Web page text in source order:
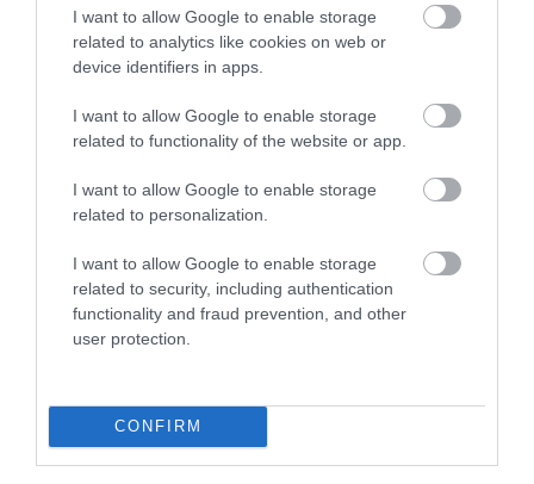
I want to allow Google to enable storage
related to analytics like cookies on web or
device identifiers in apps.
I want to allow Google to enable storage
related to functionality of the website or app.
I want to allow Google to enable storage
related to personalization.
I want to allow Google to enable storage
related to security, including authentication
functionality and fraud prevention, and other
user protection.
CONFIRM
Talléros söröző
$
Kocsma
Kocsma
Avasi Söröző 1.8 Lipcsey söröző